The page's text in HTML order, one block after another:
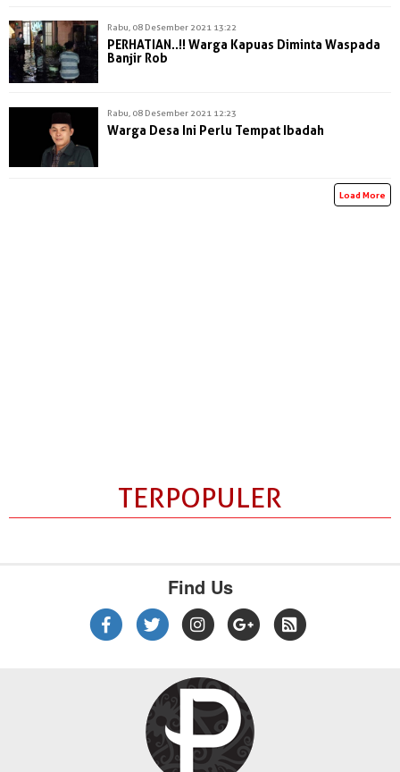
Rabu, 08 Desember 2021 13:22
PERHATIAN..!! Warga Kapuas Diminta Waspada
Banjir Rob
Rabu, 08 Desember 2021 12:23
Warga Desa Ini Perlu Tempat Ibadah
Load More
TERPOPULER
Find Us